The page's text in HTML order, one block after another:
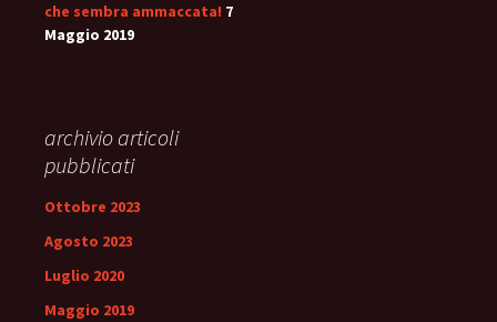
che sembra ammaccata! 7
Maggio 2019
archivio articoli
pubblicati
Ottobre 2023
Agosto 2023
Luglio 2020
Maggio 2019